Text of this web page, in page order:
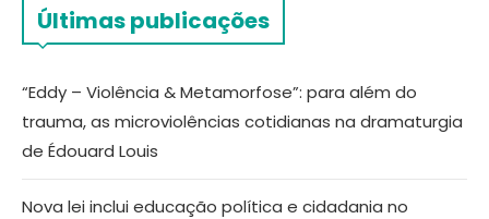
Últimas publicações
“Eddy – Violência & Metamorfose”: para além do
trauma, as microviolências cotidianas na dramaturgia
de Édouard Louis
Nova lei inclui educação política e cidadania no